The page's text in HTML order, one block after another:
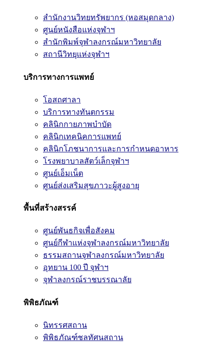
สำนักงานวิทยทรัพยากร (หอสมุดกลาง)
ศูนย์หนังสือแห่งจุฬาฯ
สำนักพิมพ์จุฬาลงกรณ์มหาวิทยาลัย
สถานีวิทยุแห่งจุฬาฯ
บริการทางการแพทย์
โอสถศาลา
บริการทางทันตกรรม
คลินิกกายภาพบำบัด
คลินิกเทคนิคการแพทย์
คลินิกโภชนาการและการกำหนดอาหาร
โรงพยาบาลสัตว์เล็กจุฬาฯ
ศูนย์เอ็มเน็ต
ศูนย์ส่งเสริมสุขภาวะผู้สูงอายุ
พื้นที่สร้างสรรค์
ศูนย์พันธกิจเพื่อสังคม
ศูนย์กีฬาแห่งจุฬาลงกรณ์มหาวิทยาลัย
ธรรมสถานจุฬาลงกรณ์มหาวิทยาลัย
อุทยาน 100 ปี จุฬาฯ
จุฬาลงกรณ์ราชบรรณาลัย
พิพิธภัณฑ์
นิทรรศสถาน
พิพิธภัณฑ์ชลทัศนสถาน